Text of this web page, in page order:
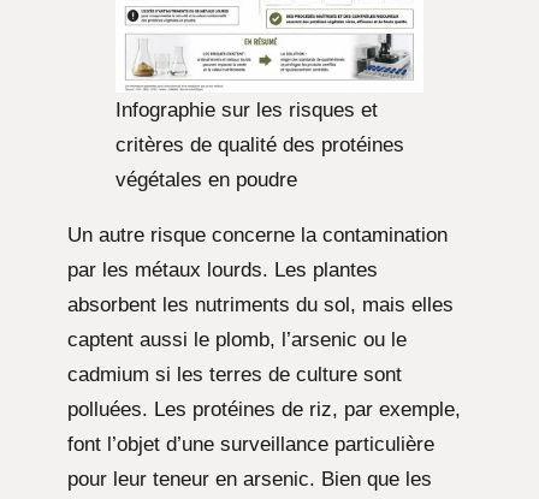
Infographie sur les risques et
critères de qualité des protéines
végétales en poudre
Un autre risque concerne la contamination
par les métaux lourds. Les plantes
absorbent les nutriments du sol, mais elles
captent aussi le plomb, l’arsenic ou le
cadmium si les terres de culture sont
polluées. Les protéines de riz, par exemple,
font l’objet d’une surveillance particulière
pour leur teneur en arsenic. Bien que les